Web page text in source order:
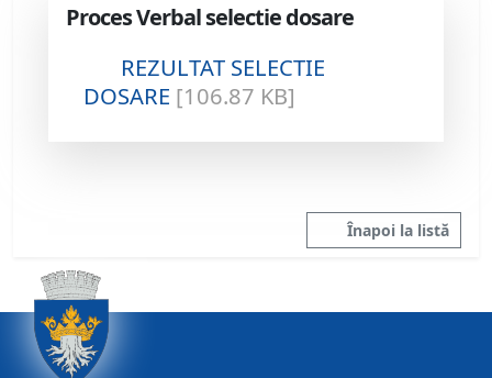
Proces Verbal selectie dosare
REZULTAT SELECTIE
DOSARE [106.87 KB]
Înapoi la listă